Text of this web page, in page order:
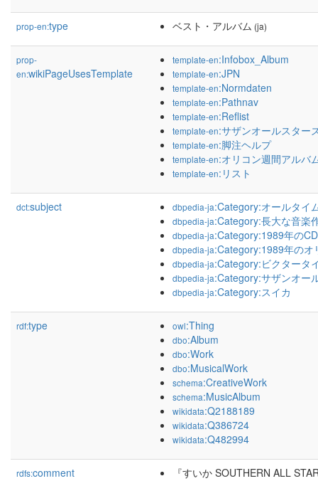
prop-en:type ベスト・アルバム (ja)
prop-
en:wikiPageUsesTemplate
template-en:Infobox_Album
template-en:JPN
template-en:Normdaten
template-en:Pathnav
template-en:Reflist
template-en:サザンオールスター
template-en:脚注ヘルプ
template-en:オリコン週間アルバ
template-en:リスト
dct:subject dbpedia-ja:Category:オールタイ
dbpedia-ja:Category:長大な音楽
dbpedia-ja:Category:1989年の
dbpedia-ja:Category:1989年のオ
dbpedia-ja:Category:ビクタータ
dbpedia-ja:Category:サザンオー
dbpedia-ja:Category:スイカ
rdf:type owl:Thing
dbo:Album
dbo:Work
dbo:MusicalWork
schema:CreativeWork
schema:MusicAlbum
wikidata:Q2188189
wikidata:Q386724
wikidata:Q482994
rdfs:comment
『すいか SOUTHERN ALL